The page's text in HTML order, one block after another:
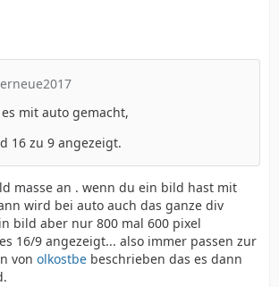
mit auto gemacht,
16 zu 9 angezeigt.
masse an . wenn du ein bild hast mit
wird bei auto auch das ganze div
bild aber nur 800 mal 600 pixel
16/9 angezeigt... also immer passen zur
von olkostbe beschrieben das es dann